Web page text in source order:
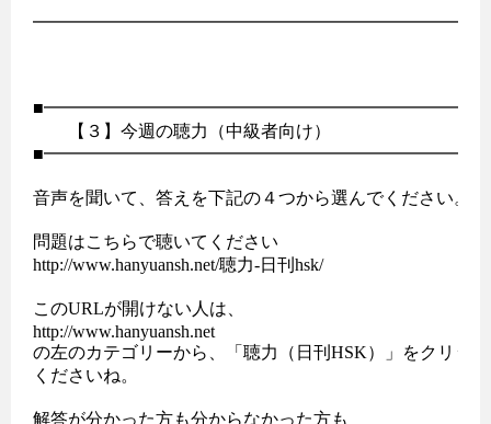
【３】今週の聴力（中級者向け）
音声を聞いて、答えを下記の４つから選んでください。
問題はこちらで聴いてください
http://www.hanyuansh.net/聴力-日刊hsk/
このURLが開けない人は、
http://www.hanyuansh.net
の左のカテゴリーから、「聴力（日刊HSK）」をクリッ
くださいね。
解答が分かった方も分からなかった方も